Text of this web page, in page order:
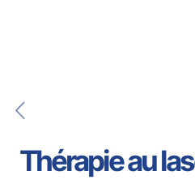
Thérapie au